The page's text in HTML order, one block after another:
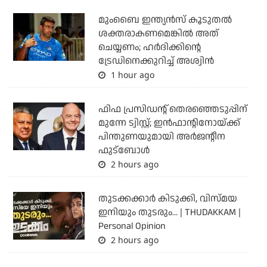
മുംബൈ ഇന്ത്യന്‍സ് കൂടുതല്‍
ശക്തരാകണമെങ്കില്‍ അത്
ചെയ്യണം; ഹര്‍ദിക്കിന്റെ
ട്രേഡിനെക്കുറിച്ച് അശ്വിന്‍
1 hour ago
ഫിഫ പ്രസിഡന്റ് തെരഞ്ഞെടുപ്പിന്
മുന്നേ ട്വിസ്റ്റ്; ഇന്‍ഫാന്റിനോയ്ക്ക്
പിന്തുണയുമായി അര്‍ജന്റീന
ഫുട്‌ബോള്‍
2 hours ago
തുടക്കക്കാര്‍ കിടുക്കി, വിസ്മയ
ഇനിയും തുടരും... | THUDAKKAM |
Personal Opinion
2 hours ago